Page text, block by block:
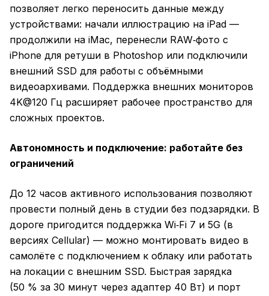
позволяет легко переносить данные между
устройствами: начали иллюстрацию на iPad —
продолжили на iMac, перенесли RAW‑фото с
iPhone для ретуши в Photoshop или подключили
внешний SSD для работы с объёмными
видеоархивами. Поддержка внешних мониторов
4K@120 Гц расширяет рабочее пространство для
сложных проектов.
Автономность и подключение: работайте без
ограничений
До 12 часов активного использования позволяют
провести полный день в студии без подзарядки. В
дороге пригодится поддержка Wi‑Fi 7 и 5G (в
версиях Cellular) — можно монтировать видео в
самолёте с подключением к облаку или работать
на локации с внешним SSD. Быстрая зарядка
(50 % за 30 минут через адаптер 40 Вт) и порт